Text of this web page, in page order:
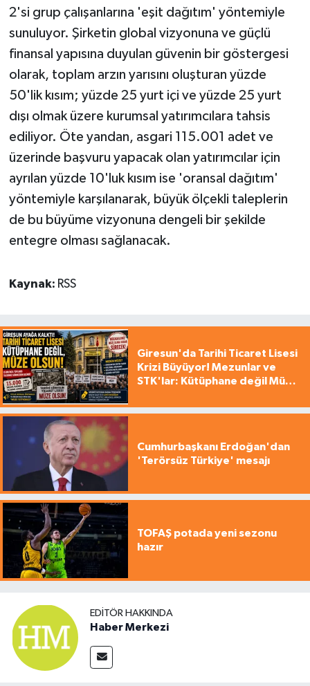
2'si grup çalışanlarına 'eşit dağıtım' yöntemiyle
sunuluyor. Şirketin global vizyonuna ve güçlü
finansal yapısına duyulan güvenin bir göstergesi
olarak, toplam arzın yarısını oluşturan yüzde
50'lik kısım; yüzde 25 yurt içi ve yüzde 25 yurt
dışı olmak üzere kurumsal yatırımcılara tahsis
ediliyor. Öte yandan, asgari 115.001 adet ve
üzerinde başvuru yapacak olan yatırımcılar için
ayrılan yüzde 10'luk kısım ise 'oransal dağıtım'
yöntemiyle karşılanarak, büyük ölçekli taleplerin
de bu büyüme vizyonuna dengeli bir şekilde
entegre olması sağlanacak.
Kaynak: RSS
Giresun'da Tarihi Ticaret Lisesi
Krizi Büyüyor! Mezunlar ve
STK'lar: Kütüphane değil Müze
Cumhurbaşkanı Erdoğan'dan
'Terörsüz Türkiye' mesajı
TOFAŞ potada yeni sezonu
hazır
EDITÖR HAKKINDA
Haber Merkezi